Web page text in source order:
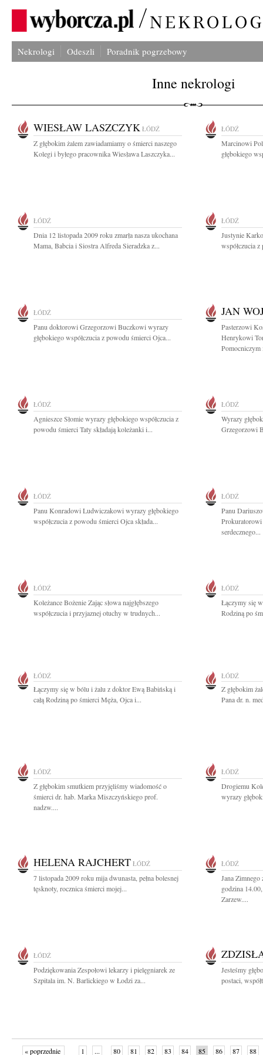
Nekrologi Odeszli Poradnik pogrzebowy
Inne nekrologi
WIESŁAW LASZCZYK ŁÓDŹ
Z głębokim żalem zawiadamiamy o śmierci naszego
Kolegi i byłego pracownika Wiesława Laszczyka...
ŁÓDŹ
Marcinowi
głębokiego
ŁÓDŹ
Dnia 12 listopada 2009 roku zmarła nasza ukochana
Mama, Babcia i Siostra Alfreda Sieradzka z...
ŁÓDŹ
Justynie
współczucia
ŁÓDŹ
Panu doktorowi Grzegorzowi Buczkowi wyrazy
głębokiego współczucia z powodu śmierci Ojca...
JAN
Pasterzowi
Henrykowi
Pomocniczym
ŁÓDŹ
Agnieszce Słomie wyrazy głębokiego współczucia z
powodu śmierci Taty składają koleżanki i...
ŁÓDŹ
Wyrazy
Grzegorzowi
ŁÓDŹ
Panu Konradowi Ludwiczakowi wyrazy głębokiego
współczucia z powodu śmierci Ojca składa...
ŁÓDŹ
Panu
serdecznego...
ŁÓDŹ
Koleżance Bożenie Zając słowa najgłębszego
współczucia i przyjaznej otuchy w trudnych...
ŁÓDŹ
Łączymy się
Rodziną po
ŁÓDŹ
Łączymy się w bólu i żalu z doktor Ewą Babińską i
całą Rodziną po śmierci Męża, Ojca i...
ŁÓDŹ
Z głębokim
Pana dr. n.
ŁÓDŹ
Z głębokim smutkiem przyjęliśmy wiadomość o
śmierci dr. hab. Marka Miszczyńskiego prof.
nadzw....
ŁÓDŹ
Drogiemu
wyrazy
HELENA RAJCHERT ŁÓDŹ
7 listopada 2009 roku mija dwunasta, pełna bolesnej
tęsknoty, rocznica śmierci mojej...
ŁÓDŹ
Jana Zimnego
godzina
Zarzew....
ŁÓDŹ
Podziękowania Zespołowi lekarzy i pielęgniarek ze
Szpitala im. N. Barlickiego w Łodzi za...
Jesteśmy
postaci,
« poprzednie 1 ... 80 81 82 83 84 85 86 87 88